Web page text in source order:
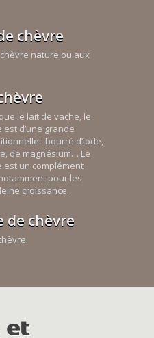
chèvre
nature ou aux
le lait de vache, le
d’une grande
: bourré d’iode,
de magnésium… Le
est un complément
pour les
croissance.
de chèvre
et